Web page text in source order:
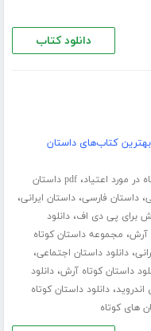
دانلود کتاب
بهترین کتاب‌های داستان
در مورد اعتیاد،
pdf داستان
،داستان فارسی،داستان ایرانی،
برای پی دی اف،دانلود
آرش، مجموعه داستان کوتاه
،دانلود داستان اجتماعی،
داستان کوتاه آرش،دانلود
اندروید،دانلود داستان کوتاه
های کوتاه